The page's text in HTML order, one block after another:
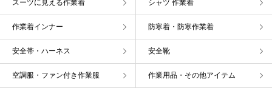
スーツに見える作業着 シャツ 作業着
作業着インナー 防寒着・防寒作業着
安全帯・ハーネス 安全靴
空調服・ファン付き作業服 作業用品・その他アイテム